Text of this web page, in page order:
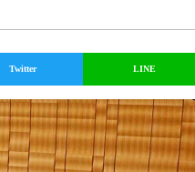
Twitter LINE